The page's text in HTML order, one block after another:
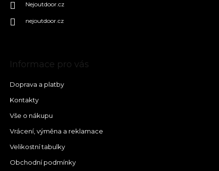
Nejoutdoor.cz
nejoutdoor.cz
Informace pro vás
Doprava a platby
Kontakty
Vše o nákupu
Vrácení, výměna a reklamace
Velikostní tabulky
Obchodní podmínky